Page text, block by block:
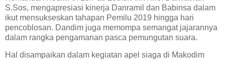
S.Sos, mengapresiasi kinerja Danramil dan Babinsa dalam
ikut mensukseskan tahapan Pemilu 2019 hingga hari
pencoblosan. Dandim juga memompa semangat jajarannya
dalam rangka pengamanan pasca pemungutan suara.
Hal disampaikan dalam kegiatan apel siaga di Makodim